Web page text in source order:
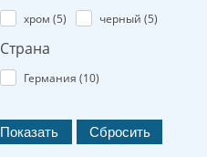
хром (5) черный (5)
Страна
Германия (10)